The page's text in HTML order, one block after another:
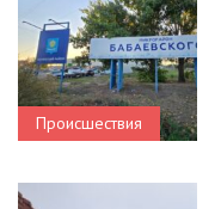
Происшествия